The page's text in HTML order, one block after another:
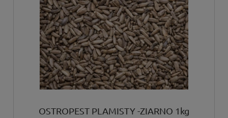
OSTROPEST PLAMISTY -ZIARNO 1kg